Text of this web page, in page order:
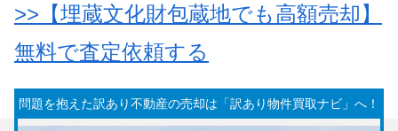
>>【埋蔵文化財包蔵地でも高額売却】
無料で査定依頼する
問題を抱えた訳あり不動産の売却は「訳あり物件買取ナビ」へ！